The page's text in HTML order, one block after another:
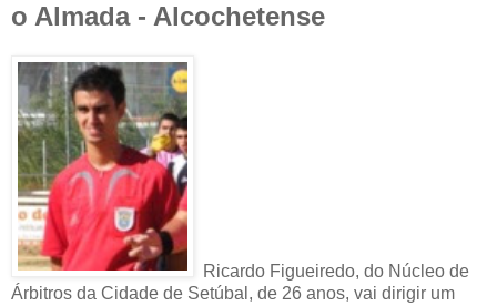
o Almada - Alcochetense
Ricardo Figueiredo, do Núcleo de
Árbitros da Cidade de Setúbal, de 26 anos, vai dirigir um